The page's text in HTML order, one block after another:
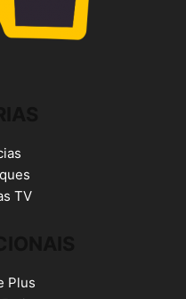
TV
Plus